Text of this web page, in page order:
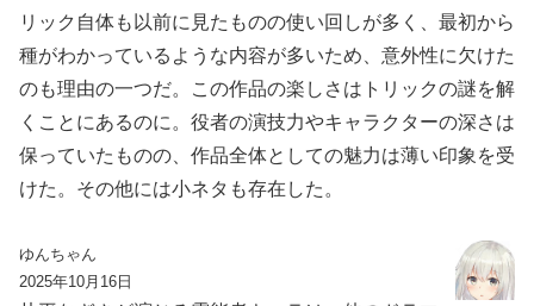
リック自体も以前に見たものの使い回しが多く、最初から
種がわかっているような内容が多いため、意外性に欠けた
のも理由の一つだ。この作品の楽しさはトリックの謎を解
くことにあるのに。役者の演技力やキャラクターの深さは
保っていたものの、作品全体としての魅力は薄い印象を受
けた。その他には小ネタも存在した。
ゆんちゃん
2025年10月16日